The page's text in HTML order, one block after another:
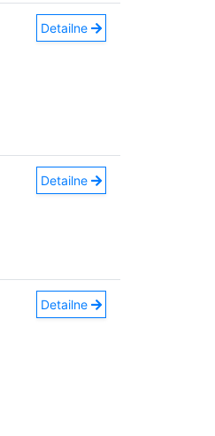
Detailne
Detailne
Detailne